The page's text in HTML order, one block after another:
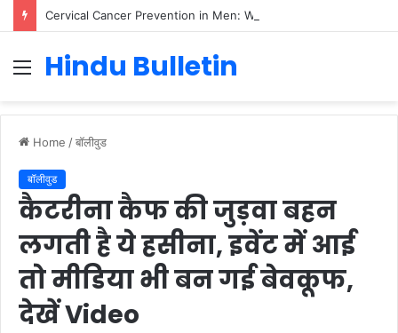
Menu
Hindu Bulletin
Home /बॉलीवुड
बॉलीवुड
कैटरीना कैफ की जुड़वा बहन
लगती है ये हसीना, इवेंट में आई
तो मीडिया भी बन गई बेवकूफ,
देखें Video